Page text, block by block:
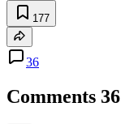
177
36
Comments 36